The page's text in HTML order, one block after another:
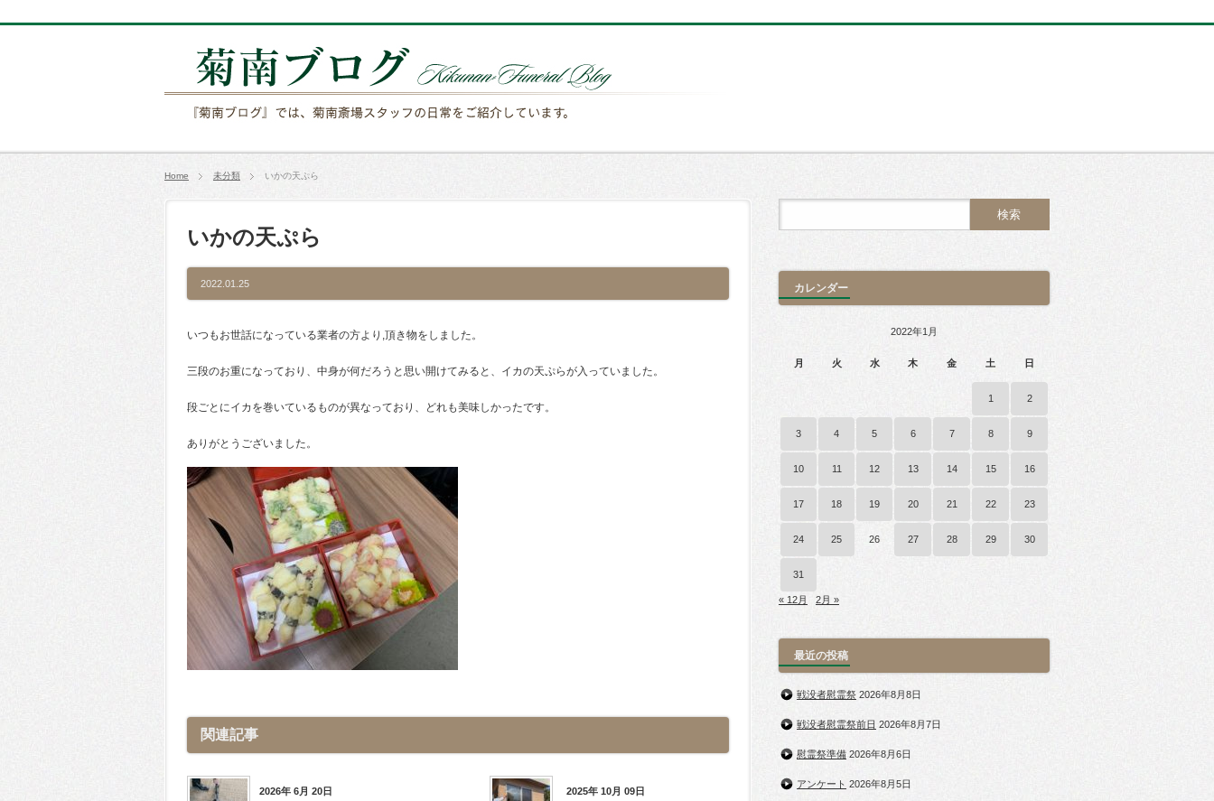
Home 未分類 いかの天ぷら
いかの天ぷら
2022.01.25
いつもお世話になっている業者の方より,頂き物をしました。
三段のお重になっており、中身が何だろうと思い開けてみると、イカの天ぷらが入っていました。
段ごとにイカを巻いているものが異なっており、どれも美味しかったです。
ありがとうございました。
関連記事
2026年 6月 20日
2025年 10月 09日
カレンダー
2022年1月
月 火 水 木 金 土 日
1 2
3 4 5 6 7 8 9
10 11 12 13 14 15 16
17 18 19 20 21 22 23
24 25 26 27 28 29 30
31
« 12月 2月 »
最近の投稿
戦没者慰霊祭 2026年8月8日
戦没者慰霊祭前日 2026年8月7日
慰霊祭準備 2026年8月6日
アンケート 2026年8月5日